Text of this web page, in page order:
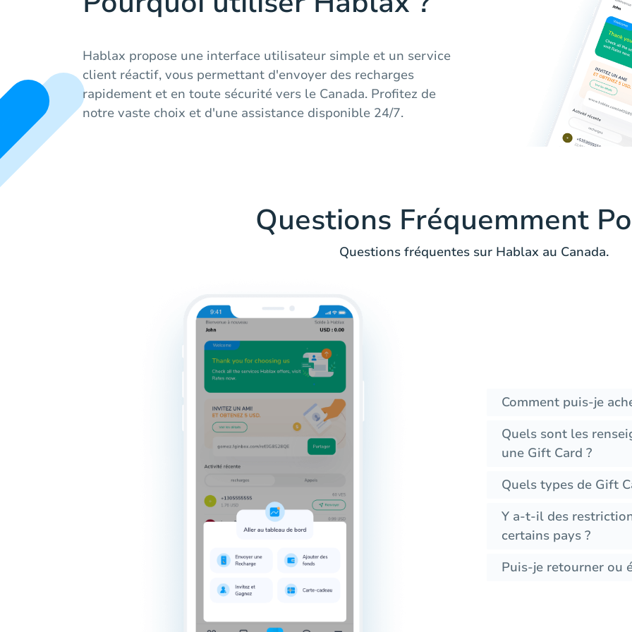
Hablax propose une interface utilisateur simple et un service
client réactif, vous permettant d'envoyer des recharges
rapidement et en toute sécurité vers le Canada. Profitez de
notre vaste choix et d'une assistance disponible 24/7.
Questions Fréquemment
Questions fréquentes sur Hablax au Canada.
Comment puis-je
Quels sont les
une Gift Card ?
Quels types de Gift
Y a-t-il des
certains pays ?
Puis-je retourner ou